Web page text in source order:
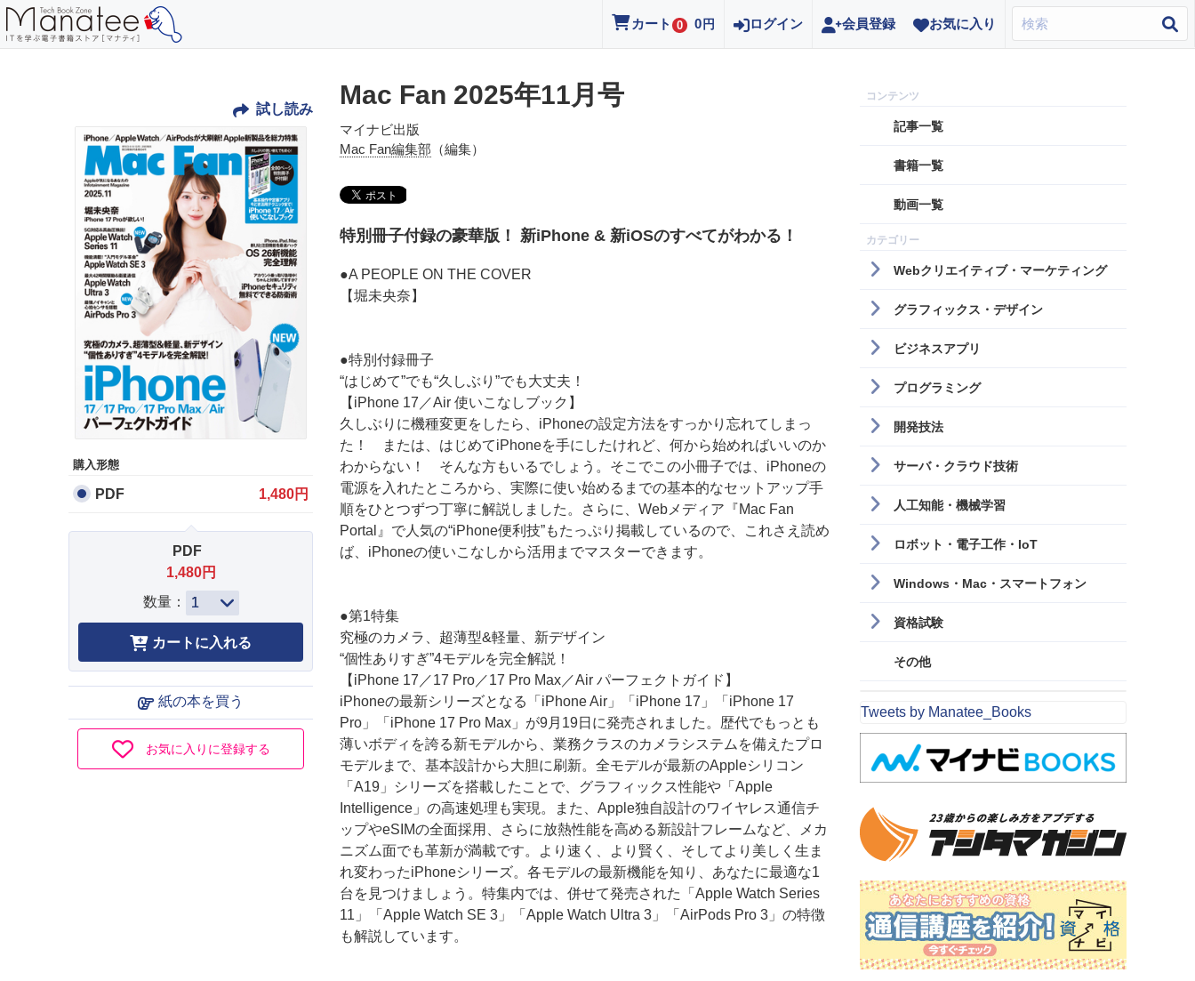
カート 0 0 円 ログイン 会員登録 お気に入り
試し読み
購入形態
PDF 1,480円
PDF
1,480円
数量：
紙の本を買う
お気に入りに登録する
Mac Fan 2025年11月号
マイナビ出版
Mac Fan編集部 （編集）
特別冊子付録の豪華版！ 新iPhone & 新iOSのすべてがわかる！
●A PEOPLE ON THE COVER
【堀未央奈】
●特別付録冊子
“はじめて”でも“久しぶり”でも大丈夫！
【iPhone 17／Air 使いこなしブック】
久しぶりに機種変更をしたら、iPhoneの設定方法をすっかり忘れてしまっ
た！ または、はじめてiPhoneを手にしたけれど、何から始めればいいのか
わからない！ そんな方もいるでしょう。そこでこの小冊子では、iPhoneの
電源を入れたところから、実際に使い始めるまでの基本的なセットアップ手
順をひとつずつ丁寧に解説しました。さらに、Webメディア『Mac Fan
Portal』で人気の“iPhone便利技”もたっぷり掲載しているので、これさえ読め
ば、iPhoneの使いこなしから活用までマスターできます。
●第1特集
究極のカメラ、超薄型&軽量、新デザイン
“個性ありすぎ”4モデルを完全解説！
【iPhone 17／17 Pro／17 Pro Max／Air パーフェクトガイド】
iPhoneの最新シリーズとなる「iPhone Air」「iPhone 17」「iPhone 17
Pro」「iPhone 17 Pro Max」が9月19日に発売されました。歴代でもっとも
薄いボディを誇る新モデルから、業務クラスのカメラシステムを備えたプロ
モデルまで、基本設計から大胆に刷新。全モデルが最新のAppleシリコン
「A19」シリーズを搭載したことで、グラフィックス性能や「Apple
Intelligence」の高速処理も実現。また、Apple独自設計のワイヤレス通信チ
ップやeSIMの全面採用、さらに放熱性能を高める新設計フレームなど、メカ
ニズム面でも革新が満載です。より速く、より賢く、そしてより美しく生ま
れ変わったiPhoneシリーズ。各モデルの最新機能を知り、あなたに最適な1
台を見つけましょう。特集内では、併せて発売された「Apple Watch Series
11」「Apple Watch SE 3」「Apple Watch Ultra 3」「AirPods Pro 3」の特徴
も解説しています。
記事一覧
書籍一覧
動画一覧
Webクリエイティブ・マーケティング
グラフィックス・デザイン
ビジネスアプリ
プログラミング
開発技法
サーバ・クラウド技術
人工知能・機械学習
ロボット・電子工作・IoT
Windows・Mac・スマートフォン
資格試験
その他
Tweets by Manatee_Books